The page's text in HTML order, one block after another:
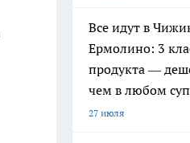
Все идут в
Ермолино: 3
продукта —
чем в любом
27 июля